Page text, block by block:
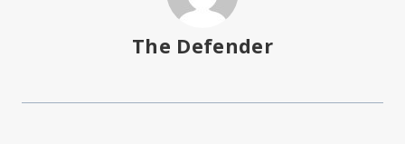
The Defender